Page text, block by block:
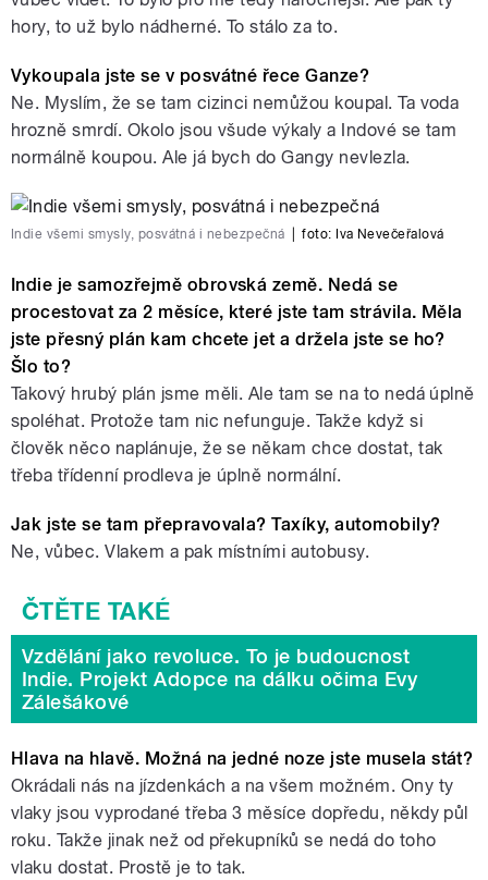
hory, to už bylo nádherné. To stálo za to.
Vykoupala jste se v posvátné řece Ganze?
Ne. Myslím, že se tam cizinci nemůžou koupal. Ta voda
hrozně smrdí. Okolo jsou všude výkaly a Indové se tam
normálně koupou. Ale já bych do Gangy nevlezla.
Indie všemi smysly, posvátná i nebezpečná foto:Iva Nevečeřalová
Indie je samozřejmě obrovská země. Nedá se
procestovat za 2 měsíce, které jste tam strávila. Měla
jste přesný plán kam chcete jet a držela jste se ho?
Šlo to?
Takový hrubý plán jsme měli. Ale tam se na to nedá úplně
spoléhat. Protože tam nic nefunguje. Takže když si
člověk něco naplánuje, že se někam chce dostat, tak
třeba třídenní prodleva je úplně normální.
Jak jste se tam přepravovala? Taxíky, automobily?
Ne, vůbec. Vlakem a pak místními autobusy.
Vzdělání jako revoluce. To je budoucnost
Indie. Projekt Adopce na dálku očima Evy
Zálešákové
Hlava na hlavě. Možná na jedné noze jste musela stát?
Okrádali nás na jízdenkách a na všem možném. Ony ty
vlaky jsou vyprodané třeba 3 měsíce dopředu, někdy půl
roku. Takže jinak než od překupníků se nedá do toho
vlaku dostat. Prostě je to tak.